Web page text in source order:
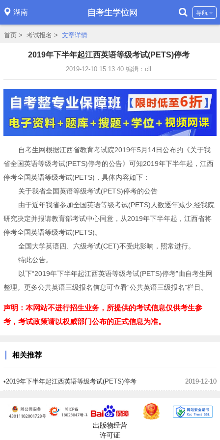
湖南 导航
首页 > 考试报名 > 文章详情
2019年下半年起江西英语等级考试(PETS)停考
2019-12-10 15:13:40 编辑：cll
自考生网根据江西省教育考试院2019年5月14日公布的《关于我
省全国英语等级考试(PETS)停考的公告》可知2019年下半年起，江西
停考全国英语等级考试(PETS)，具体内容如下：
关于我省全国英语等级考试(PETS)停考的公告
由于近年我省参加全国英语等级考试(PETS)人数逐年减少,经我院
研究决定并报请教育部考试中心同意，从2019年下半年起，江西省将
停考全国英语等级考试(PETS)。
全国大学英语四、六级考试(CET)不受此影响，照常进行。
特此公告。
以下“2019年下半年起江西英语等级考试(PETS)停考”由自考生网
整理。更多公共英语三级报名信息可查看“公共英语三级报名”栏目。
声明：本网站不进行招生业务，所提供的考试信息仅供考生参
考，考试政策请以权威部门公布的正式信息为准。
相关推荐
•2019年下半年起江西英语等级考试(PETS)停考 2019-12-10
出版物经营
许可证